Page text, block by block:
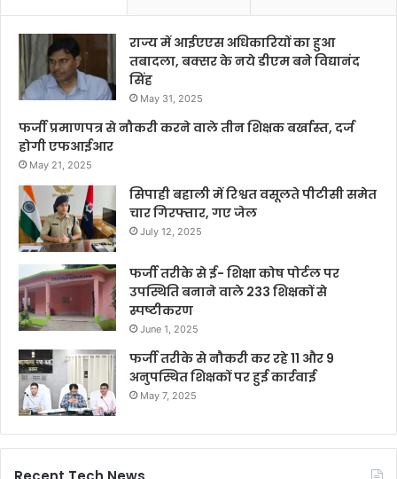
राज्य में आईएएस अधिकारियों का हुआ
तबादला, बक्सर के नये डीएम बने विद्यानंद
सिंह
May 31, 2025
फर्जी प्रमाणपत्र से नौकरी करने वाले तीन शिक्षक बर्खास्त, दर्ज
होगी एफआईआर
May 21, 2025
सिपाही बहाली में रिश्वत वसूलते पीटीसी समेत
चार गिरफ्तार, गए जेल
July 12, 2025
फर्जी तरीके से ई- शिक्षा कोष पोर्टल पर
उपस्थिति बनाने वाले 233 शिक्षकों से
स्पष्टीकरण
June 1, 2025
फर्जी तरीके से नौकरी कर रहे 11 और 9
अनुपस्थित शिक्षकों पर हुई कार्रवाई
May 7, 2025